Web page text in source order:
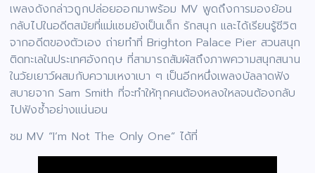
เพลงดังกล่าวถูกปล่อยออกมาพร้อม MV พูดถึงการมองย้อน
กลับไปในอดีตสมัยที่แม่แซมยังเป็นเด็ก รักสนุก และได้เรียนรู้ชีวิต
จากอดีตของตัวเอง ถ่ายทำที่ Brighton Palace Pier สวนสนุก
ติดทะเลในประเทศอังกฤษ ที่สามารถสัมผัสถึงภาพความสนุกสนาน
ในวัยเยาว์ผสมกับความเหงาเบา ๆ เป็นอีกหนึ่งเพลงบัลลาดฟัง
สบายจาก Sam Smith ที่จะทำให้ทุกคนต้องหลงใหลจนต้องกลับ
ไปฟังซ้ำอย่างแน่นอน
ชม MV “I’m Not The Only One” ได้ที่